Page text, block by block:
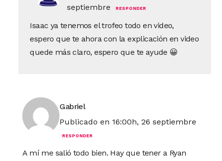
septiembre
RESPONDER
Isaac ya tenemos el trofeo todo en video,
espero que te ahora con la explicación en video
quede más claro, espero que te ayude 😀
Gabriel
Publicado en 16:00h, 26 septiembre
RESPONDER
A mí me salió todo bien. Hay que tener a Ryan